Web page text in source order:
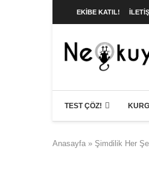
EKIBE KATIL!
TEST ÇÖZ!
Anasayfa » Şimdilik Her